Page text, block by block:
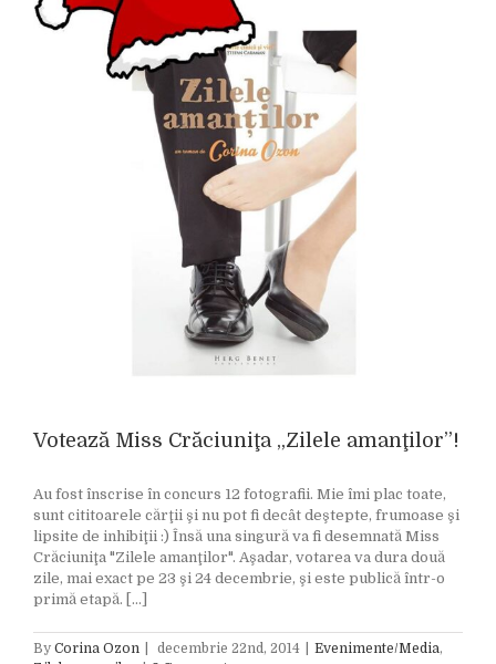
Votează Miss Crăciuniţa „Zilele amanţilor”!
Au fost înscrise în concurs 12 fotografii. Mie îmi plac toate,
sunt cititoarele cărţii şi nu pot fi decât deştepte, frumoase şi
lipsite de inhibiţii :) Însă una singură va fi desemnată Miss
Crăciuniţa "Zilele amanţilor". Aşadar, votarea va dura două
zile, mai exact pe 23 şi 24 decembrie, şi este publică într-o
primă etapă. [...]
By Corina Ozon decembrie 22nd, 2014 Evenimente/Media,